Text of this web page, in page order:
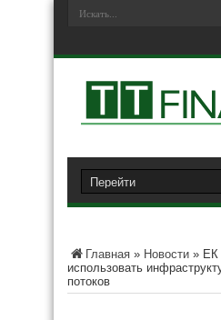
Главная » Новости » ЕК
использовать
потоков